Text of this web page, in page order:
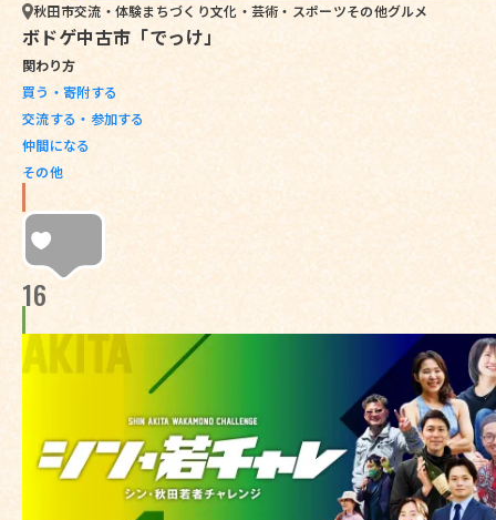
秋田市交流・体験まちづくり文化・芸術・スポーツその他グルメ
ボドゲ中古市「でっけ」
関わり方
買う・寄附する
交流する・参加する
仲間になる
その他
16